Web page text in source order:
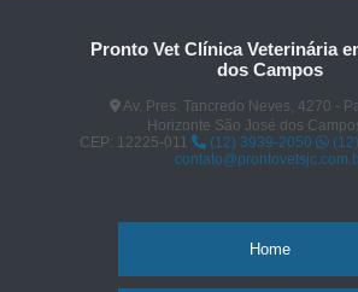
Pronto Vet Clínica Veterinária
dos Campos
Av. Pres. Tancredo Neves, 4270 -
Horizonte São José dos
CEP: 12225-011
(12) 3939-2050
Home